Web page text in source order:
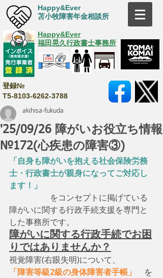
Happy&Ever
苫小牧障害年金相談所
Happy&Ever
福田晃久行政書士事務所
登録№
T5-8103-6262-3788
'25/09/26 障がいお役立ち情報
№172(心疾患の障害③)
akihisa-fukuda
「自身も障がいを抱える社会保険労務
士・行政書士が親身になってご対応し
ます！」
をコンセプトに掲げている
障がいに関する行政手続支援を専門と
した事務所です。
障がいに関する行政手続でお困
りではありませんか？
視覚障害(右眼失明)について、
「障害等級2級の身体障害者手帳」
を